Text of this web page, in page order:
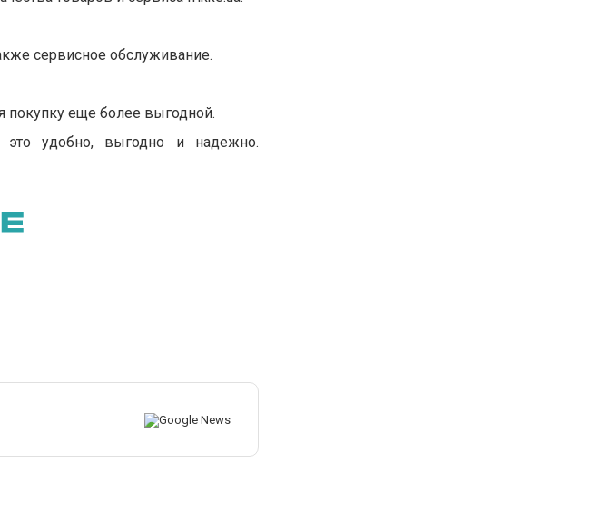
сервисное обслуживание.
покупку еще более выгодной.
это удобно, выгодно и надежно.